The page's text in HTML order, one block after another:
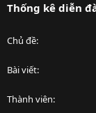
Thống kê diễn
Chủ đề
Bài viết
Thành viên